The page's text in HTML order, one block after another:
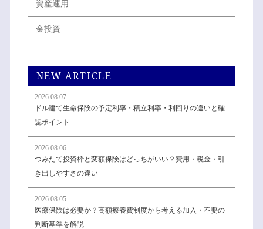
資産運用
金投資
NEW ARTICLE
2026.08.07
ドル建て生命保険の予定利率・積立利率・利回りの違いと確
認ポイント
2026.08.06
つみたて投資枠と変額保険はどっちがいい？費用・税金・引
き出しやすさの違い
2026.08.05
医療保険は必要か？高額療養費制度から考える加入・不要の
判断基準を解説